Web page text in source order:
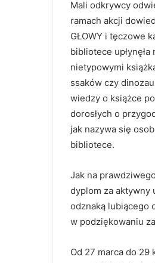
Mali odkrywcy
ramach akcji
GŁOWY i tęczowe
bibliotece
nietypowymi
ssaków czy
wiedzy o książce
dorosłych o
jak nazywa się
bibliotece.
Jak na
dyplom za aktywny
odznaką lubiącego
w podziękowaniu
Od 27 marca do 29